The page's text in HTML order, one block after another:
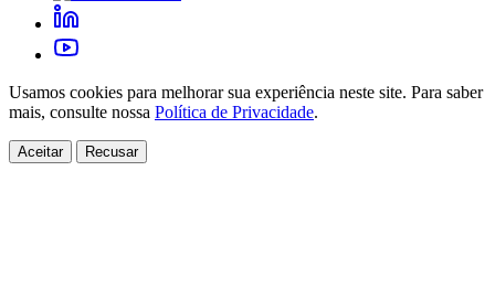
Usamos cookies para melhorar sua experiência neste site. Para saber
mais, consulte nossa Política de Privacidade.
Aceitar Recusar